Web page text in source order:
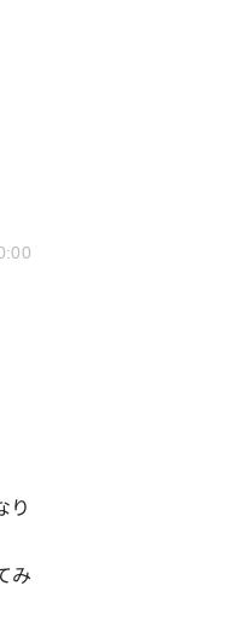
り
み